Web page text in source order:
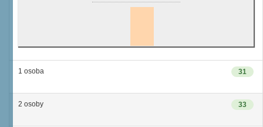
31
1 osoba
33
2 osoby